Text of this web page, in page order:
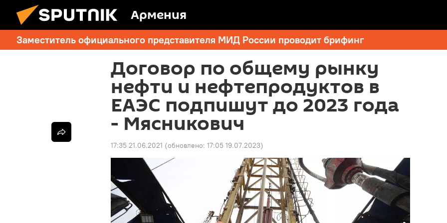
Армения
Заместитель официального представителя МИД России проводит брифинг
Договор по общему рынку
нефти и нефтепродуктов в
ЕАЭС подпишут до 2023 года
- Мясникович
17:35 21.06.2021 (обновлено: 17:05 19.07.2023)